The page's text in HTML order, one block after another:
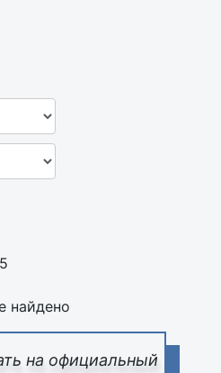
на официальный
найдено